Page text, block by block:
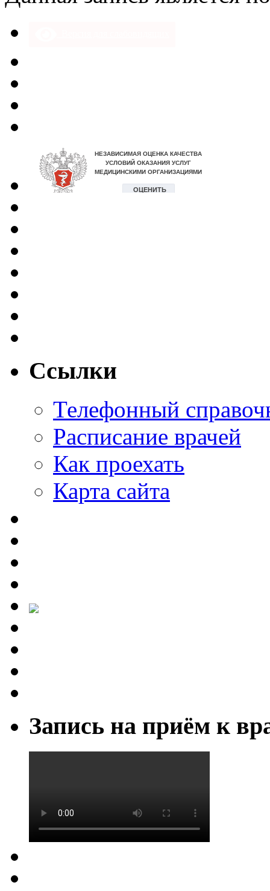
Ссылки
Телефонный
Расписание врачей
Как проехать
Карта сайта
Запись на приём к